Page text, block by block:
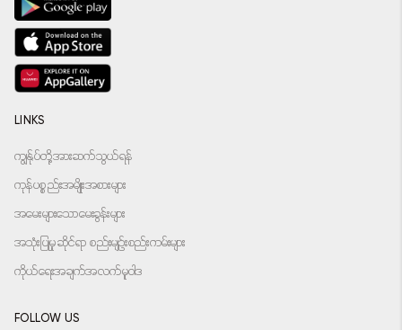
LINKS
ကျွန်ုပ်တို့အားဆက်သွယ်ရန်
ကုန်ပစ္စည်းအမျိုးအစားများ
အမေးများသောမေးခွန်းများ
အသုံးပြုမှုဆိုင်ရာ စည်းမျဉ်းစည်းကမ်းများ
ကိုယ်ရေးအချက်အလက်မူဝါဒ
FOLLOW US